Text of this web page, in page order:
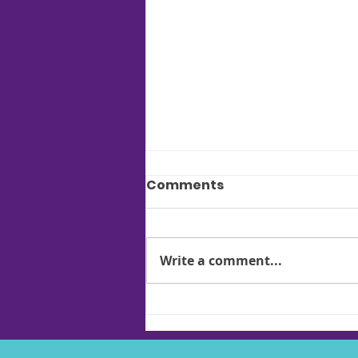
ovplyvniť regeneráciu
Comments
Write a comment...